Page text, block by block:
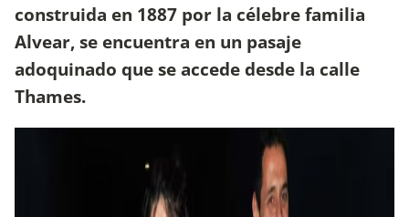
construida en 1887 por la célebre familia
Alvear, se encuentra en un pasaje
adoquinado que se accede desde la calle
Thames.